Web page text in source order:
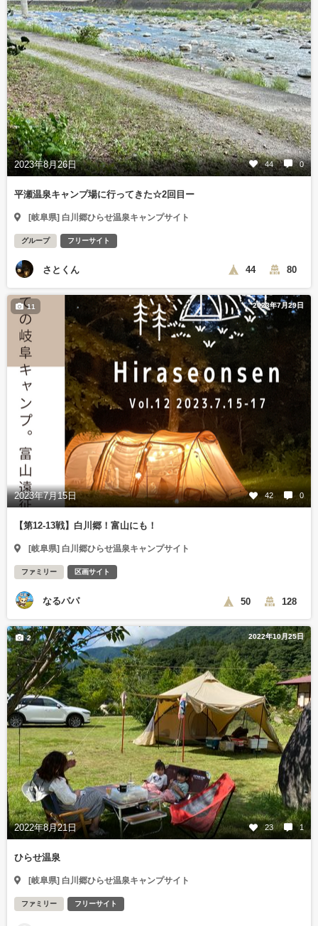
2023年8月26日 44 0
平瀬温泉キャンプ場に行ってきた☆2回目ー
[岐阜県] 白川郷ひらせ温泉キャンプサイト
グループ フリーサイト
さとくん 44 80
2023年7月29日
2023年7月15日 42 0
11
【第12-13戦】白川郷！富山にも！
[岐阜県] 白川郷ひらせ温泉キャンプサイト
ファミリー 区画サイト
なるパパ 50 128
2022年10月25日
2022年8月21日 23 1
2
ひらせ温泉
[岐阜県] 白川郷ひらせ温泉キャンプサイト
ファミリー フリーサイト